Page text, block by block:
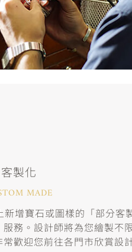
客製化
MADE
增寶石或圖樣的「部分客
務。設計師將為您繪製不
歡迎您前往各門市欣賞設